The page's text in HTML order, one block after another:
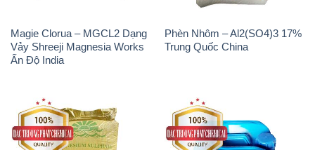
Na3PO4 – Trisodium
Phosphate Trung Quốc China
Methionine Nước – Dạng
Lỏng Novus Alimet Mỹ USA